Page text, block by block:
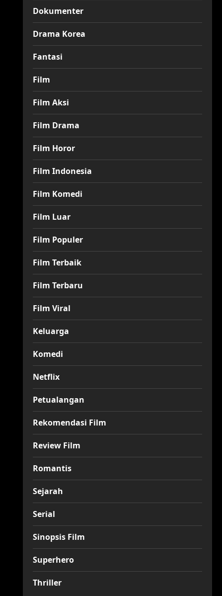
Dokumenter
Drama Korea
Fantasi
Film
Film Aksi
Film Drama
Film Horor
Film Indonesia
Film Komedi
Film Luar
Film Populer
Film Terbaik
Film Terbaru
Film Viral
Keluarga
Komedi
Netflix
Petualangan
Rekomendasi Film
Review Film
Romantis
Sejarah
Serial
Sinopsis Film
Superhero
Thriller